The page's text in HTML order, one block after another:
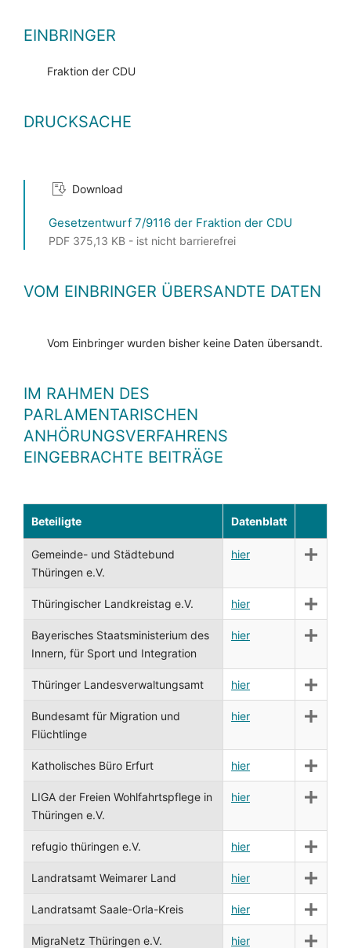
EINBRINGER
Fraktion der CDU
DRUCKSACHE
Download
Gesetzentwurf 7/9116 der Fraktion der CDU
PDF 375,13 KB - ist nicht barrierefrei
VOM EINBRINGER ÜBERSANDTE DATEN
Vom Einbringer wurden bisher keine Daten übersandt.
IM RAHMEN DES
PARLAMENTARISCHEN
ANHÖRUNGSVERFAHRENS
EINGEBRACHTE BEITRÄGE
Beteiligte Datenblatt
Gemeinde- und Städtebund
Thüringen e.V.
hier
Thüringischer Landkreistag e.V. hier
Bayerisches Staatsministerium des
Innern, für Sport und Integration
hier
Thüringer Landesverwaltungsamt hier
Bundesamt für Migration und
Flüchtlinge
hier
Katholisches Büro Erfurt hier
LIGA der Freien Wohlfahrtspflege in
Thüringen e.V.
hier
refugio thüringen e.V. hier
Landratsamt Weimarer Land hier
Landratsamt Saale-Orla-Kreis hier
MigraNetz Thüringen e.V. hier